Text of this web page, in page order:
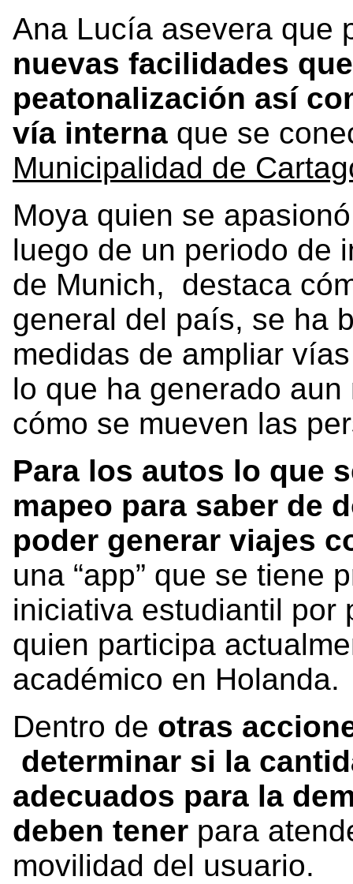
Ana Lucía asevera que
nuevas facilidades
peatonalización así
vía interna que se
Municipalidad de
Moya quien se
luego de un periodo de
de Munich, destaca
general del país, se ha
medidas de ampliar
lo que ha generado
cómo se mueven las
Para los autos lo que
mapeo para saber de
poder generar viajes
una “app” que se tiene
iniciativa estudiantil por
quien participa
académico en Holanda.
Dentro de otras
determinar si la
adecuados para la
deben tener para
movilidad del usuario.